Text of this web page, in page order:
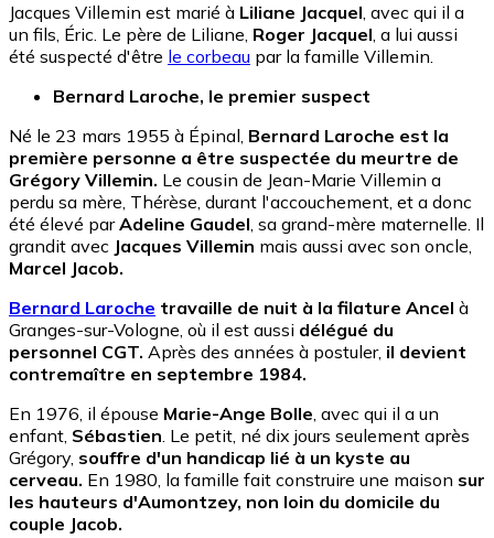
Jacques Villemin est marié à Liliane Jacquel, avec qui il a
un fils, Éric. Le père de Liliane, Roger Jacquel, a lui aussi
été suspecté d'être le corbeau par la famille Villemin.
Bernard Laroche, le premier suspect
Né le 23 mars 1955 à Épinal, Bernard Laroche est la
première personne a être suspectée du meurtre de
Grégory Villemin. Le cousin de Jean-Marie Villemin a
perdu sa mère, Thérèse, durant l'accouchement, et a donc
été élevé parAdeline Gaudel, sa grand-mère maternelle. Il
grandit avec Jacques Villemin mais aussi avec son oncle,
Marcel Jacob.
Bernard Laroche travaille de nuit à la filature Ancel à
Granges-sur-Vologne, où il est aussi délégué du
personnel CGT. Après des années à postuler, il devient
contremaître en septembre 1984.
En 1976, il épouse Marie-Ange Bolle, avec qui il a un
enfant, Sébastien. Le petit, né dix jours seulement après
Grégory, souffre d'un handicap lié à un kyste au
cerveau. En 1980, la famille fait construire une maison sur
les hauteurs d'Aumontzey, non loin du domicile du
couple Jacob.